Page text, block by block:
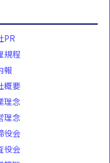
PR
規程
報
概要
理念
理念
役会
役会